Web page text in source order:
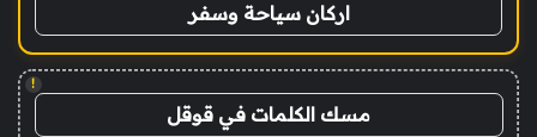
اركان سياحة وسفر
!
مسك الكلمات في قوقل